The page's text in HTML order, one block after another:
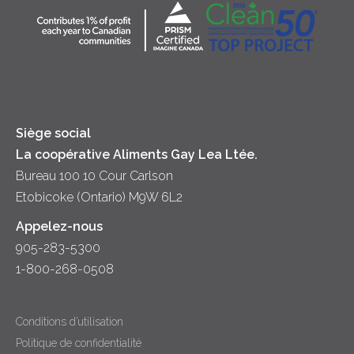
Crème sure
Location
Siège social
La coopérative Aliments Gay Lea Ltée.
Bureau 100 10 Cour Carlson
Etobicoke (Ontario) M9W 6L2
Appelez-nous
905-283-5300
1-800-268-0508
Conditions d’utilisation
Politique de confidentialité